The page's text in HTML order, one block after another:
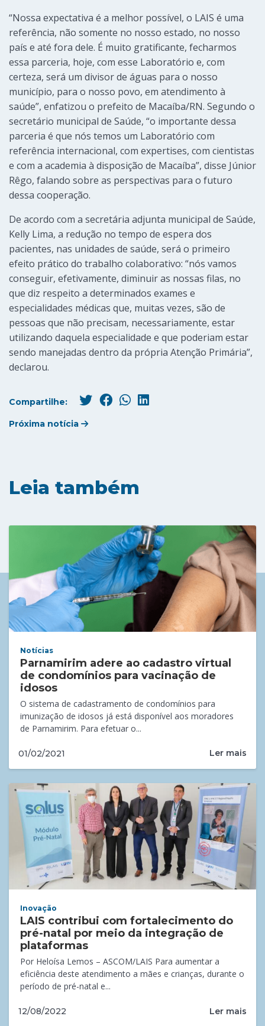
“Nossa expectativa é a melhor possível, o LAIS é uma
referência, não somente no nosso estado, no nosso
país e até fora dele. É muito gratificante, fecharmos
essa parceria, hoje, com esse Laboratório e, com
certeza, será um divisor de águas para o nosso
município, para o nosso povo, em atendimento à
saúde”, enfatizou o prefeito de Macaíba/RN. Segundo o
secretário municipal de Saúde, “o importante dessa
parceria é que nós temos um Laboratório com
referência internacional, com expertises, com cientistas
e com a academia à disposição de Macaíba”, disse Júnior
Rêgo, falando sobre as perspectivas para o futuro
dessa cooperação.
De acordo com a secretária adjunta municipal de Saúde,
Kelly Lima, a redução no tempo de espera dos
pacientes, nas unidades de saúde, será o primeiro
efeito prático do trabalho colaborativo: “nós vamos
conseguir, efetivamente, diminuir as nossas filas, no
que diz respeito a determinados exames e
especialidades médicas que, muitas vezes, são de
pessoas que não precisam, necessariamente, estar
utilizando daquela especialidade e que poderiam estar
sendo manejadas dentro da própria Atenção Primária”,
declarou.
Compartilhe:
Próxima notícia
Leia também
Notícias
Parnamirim adere ao cadastro virtual
de condomínios para vacinação de
idosos
O sistema de cadastramento de condomínios para
imunização de idosos já está disponível aos moradores
de Parnamirim. Para efetuar o...
01/02/2021 Ler mais
Inovação
LAIS contribui com fortalecimento do
pré-natal por meio da integração de
plataformas
Por Heloísa Lemos – ASCOM/LAIS Para aumentar a
eficiência deste atendimento a mães e crianças, durante o
período de pré-natal e...
12/08/2022 Ler mais